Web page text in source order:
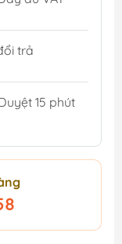
trả
15 phút